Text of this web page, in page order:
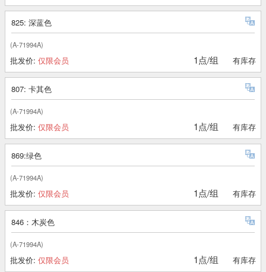
825: 深蓝色
(A-71994A)
批发价: 仅限会员 1点/组 有库存
807: 卡其色
(A-71994A)
批发价: 仅限会员 1点/组 有库存
869:绿色
(A-71994A)
批发价: 仅限会员 1点/组 有库存
846：木炭色
(A-71994A)
批发价: 仅限会员 1点/组 有库存